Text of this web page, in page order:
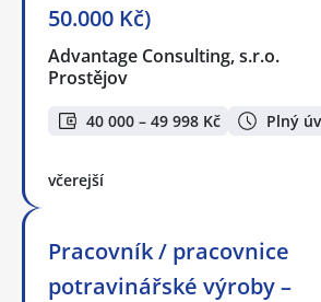
50.000 Kč)
Advantage Consulting, s.r.o.
Prostějov
40 000 – 49 998 Kč Plný
včerejší
Pracovník / pracovnice
potravinářské výroby –